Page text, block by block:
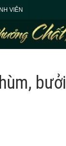
VIÊN
bưởi